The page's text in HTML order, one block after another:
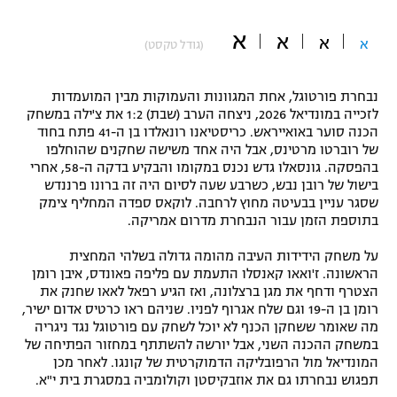
תקנון משתתפים וזוכים בפרסים
תקנון עבור פעילות אלקטרה
תקנון עבור פעילות ספורט 1 – "מרלן"
טניס
גיימינג E-Sports
תנאי שימוש
מדיניות פרטיות
תקנון פעילות ספורט 1
אופניים
כדורמים
פוטבול אמריקאי NFL
בייסבול MLB
ספורט אתגרי ואקסטרים
אומנויות לחימה
גיימינג E-Sports
א א א א (גודל טקסט)
נבחרת פורטוגל, אחת המגוונות והעמוקות מבין המועמדות
לזכייה במונדיאל 2026, ניצחה הערב (שבת) 1:2 את צ'ילה במשחק
הכנה סוער באואייראש. כריסטיאנו רונאלדו בן ה-41 פתח בחוד
של רוברטו מרטינס, אבל היה אחד משישה שחקנים שהוחלפו
בהפסקה. גונסאלו גדש נכנס במקומו והבקיע בדקה ה-58, אחרי
בישול של רובן נבש, כשרבע שעה לסיום היה זה ברונו פרננדש
שסגר עניין בבעיטה מחוץ לרחבה. לוקאס ספדה המחליף צימק
בתוספת הזמן עבור הנבחרת מדרום אמריקה.
על משחק הידידות העיבה מהומה גדולה בשלהי המחצית
הראשונה. ז'ואאו קאנסלו התעמת עם פליפה פאונדס, איבן רומן
הצטרף ודחף את מגן ברצלונה, ואז הגיע רפאל לאאו שחנק את
רומן בן ה-19 וגם שלח אגרוף לפניו. שניהם ראו כרטיס אדום ישיר,
מה שאומר ששחקן הכנף לא יוכל לשחק עם פורטוגל נגד ניגריה
במשחק ההכנה השני, אבל יורשה להשתתף במחזור הפתיחה של
המונדיאל מול הרפובליקה הדמוקרטית של קונגו. לאחר מכן
תפגוש נבחרתו גם את אוזבקיסטן וקולומביה במסגרת בית י"א.